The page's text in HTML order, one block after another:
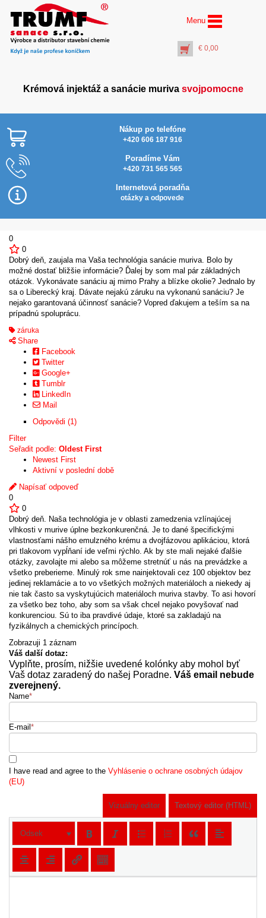
Menu
€ 0,00
Krémová injektáž a sanácie muriva svojpomocne
Nákup po telefóne
+420 606 187 916
Poradíme Vám
+420 731 565 565
Internetová poradňa
otázky a odpovede
0
0
Dobrý deň, zaujala ma Vaša technológia sanácie muriva. Bolo by
možné dostať bližšie informácie? Ďalej by som mal pár základných
otázok. Vykonávate sanáciu aj mimo Prahy a blízke okolie? Jednalo by
sa o Liberecký kraj. Dávate nejakú záruku na vykonanú sanáciu? Je
nejako garantovaná účinnosť sanácie? Vopred ďakujem a teším sa na
prípadnú spoluprácu.
záruka
Share
Facebook
Twitter
Google+
Tumblr
LinkedIn
Mail
Odpovědi (1)
Filter
Seřadit podle: Oldest First
Newest First
Aktivní v poslední době
Napísať odpoveď
0
0
Dobrý deň. Naša technológia je v oblasti zamedzenia vzlínajúcej
vlhkosti v murive úplne bezkonkurenčná. Je to dané špecifickými
vlastnosťami nášho emulzného krému a dvojfázovou aplikáciou, ktorá
pri tlakovom vypĺňaní ide veľmi rýchlo. Ak by ste mali nejaké ďalšie
otázky, zavolajte mi alebo sa môžeme stretnúť u nás na prevádzke a
všetko preberieme. Minulý rok sme nainjektovali cez 100 objektov bez
jedinej reklamácie a to vo všetkých možných materiáloch a niekedy aj
nie tak často sa vyskytujúcich materiáloch muriva stavby. To asi hovorí
za všetko bez toho, aby som sa však chcel nejako povyšovať nad
konkurenciou. Sú to iba pravdivé údaje, ktoré sa zakladajú na
fyzikálnych a chemických princípoch.
Zobrazuji 1 záznam
Váš další dotaz:
Vyplňte, prosím, nižšie uvedené kolónky aby mohol byť
Vaš dotaz zaradený do našej Poradne. Váš email nebude
zverejnený.
Name*
E-mail *
I have read and agree to the Vyhlásenie o ochrane osobných údajov
(EU)
Vizuálny editor Textový editor (HTML)
Odsek
Vrták Ø 14 mm dĺžka
1000 mm ……
(pracovná dĺžka 920
mm)
€19,00